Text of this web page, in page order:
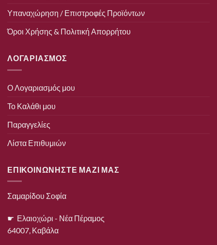
Υπαναχώρηση / Επιστροφές Προϊόντων
Όροι Χρήσης & Πολιτική Απορρήτου
ΛΟΓΑΡΙΑΣΜΟΣ
Ο Λογαριασμός μου
Το Καλάθι μου
Παραγγελίες
Λίστα Επιθυμιών
ΕΠΙΚΟΙΝΩΝΗΣΤΕ ΜΑΖΙ ΜΑΣ
Σαμαρίδου Σοφία
☛ Ελαιοχώρι - Νέα Πέραμος
64007, Καβάλα